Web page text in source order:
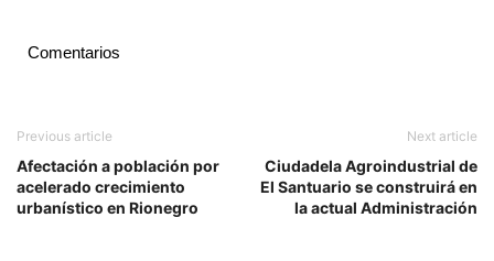
Comentarios
Previous article
Afectación a población por
acelerado crecimiento
urbanístico en Rionegro
Next article
Ciudadela Agroindustrial de
El Santuario se construirá en
la actual Administración